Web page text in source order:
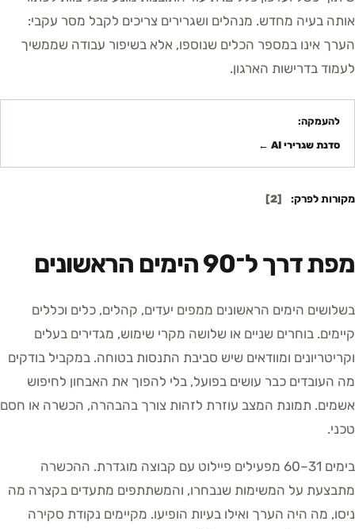
אותה בעיה מחדש. מנהלים ושגרירים צריכים לקבל מסר עקבי:
הערך אינו במספר הכלים שנוספו, אלא בשיפור עבודה שממשיך
לעמוד בדרישות הארגון.
להעמקה:
סדנת שגרירי AI
←
מקורות לפרק: [
2
]
מפת דרך ל־90 הימים הראשונים
בשלושים הימים הראשונים ממפים יעדים, קהלים, כלים וכללים
קיימים. בוחרים שניים או שלושה מקרי שימוש, מגדירים בעלים
וקריטריונים ומוודאים שיש סביבת התנסות בטוחה. במקביל בודקים
מה העובדים כבר עושים בפועל, בלי להפוך את האבחון לחיפוש
אשמים. תמונת המצב עוזרת לזהות צורך בהבהרה, הכשרה או חסם
טכני.
בימים 31–60 מפעילים פיילוט עם קבוצה מוגדרת. ההכשרה
מתבצעת על המשימות שנבחרו, והמשתתפים מתעדים בקצרה מה
ניסו, מה היה הערך ואילו בעיות הופיעו. מקיימים נקודת סקירה